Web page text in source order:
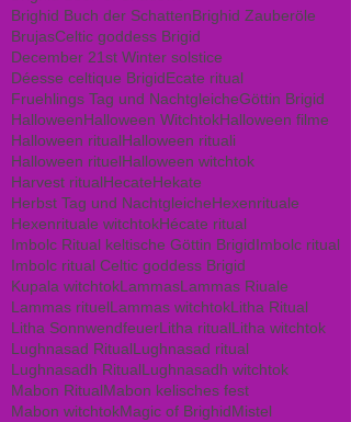
Brighid Buch der SchattenBrighid Zauberöle
BrujasCeltic goddess Brigid
December 21st Winter solstice
Déesse celtique BrigidEcate ritual
Fruehlings Tag und NachtgleicheGöttin Brigid
HalloweenHalloween WitchtokHalloween filme
Halloween ritualHalloween rituali
Halloween rituelHalloween witchtok
Harvest ritualHecateHekate
Herbst Tag und NachtgleicheHexenrituale
Hexenrituale witchtokHécate ritual
Imbolc Ritual keltische Göttin BrigidImbolc ritual
Imbolc ritual Celtic goddess Brigid
Kupala witchtokLammasLammas Riuale
Lammas rituelLammas witchtokLitha Ritual
Litha SonnwendfeuerLitha ritualLitha witchtok
Lughnasad RitualLughnasad ritual
Lughnasadh RitualLughnasadh witchtok
Mabon RitualMabon kelisches fest
Mabon witchtokMagic of BrighidMistel